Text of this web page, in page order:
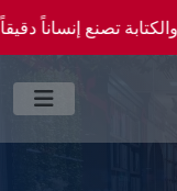
دقيقاً." —احصل علي عروض